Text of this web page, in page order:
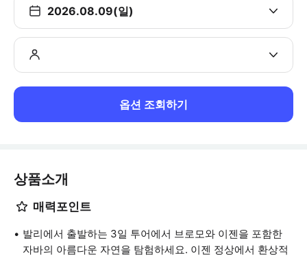
2026.08.09(일)
옵션 조회하기
상품소개
매력포인트
발리에서 출발하는 3일 투어에서 브로모와 이젠을 포함한
자바의 아름다운 자연을 탐험하세요. 이젠 정상에서 환상적